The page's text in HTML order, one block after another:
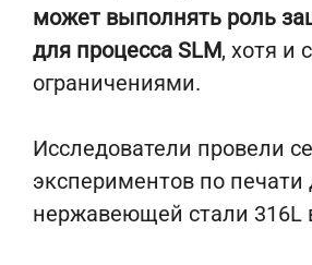
может выполнять роль
для процесса SLM, хотя и
ограничениями.
Исследователи провели
экспериментов по печати
нержавеющей стали 316L